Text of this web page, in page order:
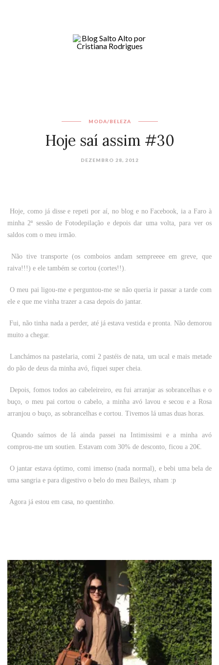
MODA/BELEZA
Hoje saí assim #30
DEZEMBRO 28, 2012
Hoje, como já disse e repeti por aí, no blog e no Facebook, ia a Faro à
minha 2ª sessão de Fotodepilação e depois dar uma volta, para ver os
saldos com o meu irmão.
Não tive transporte (os comboios andam sempreeee em greve, que
raiva!!!) e ele também se cortou (cortes!!).
O meu pai ligou-me e perguntou-me se não queria ir passar a tarde com
ele e que me vinha trazer a casa depois do jantar.
Fui, não tinha nada a perder, até já estava vestida e pronta. Não demorou
muito a chegar.
Lanchámos na pastelaria, comi 2 pastéis de nata, um ucal e mais metade
do pão de deus da minha avó, fiquei super cheia.
Depois, fomos todos ao cabeleireiro, eu fui arranjar as sobrancelhas e o
buço, o meu pai cortou o cabelo, a minha avó lavou e secou e a Rosa
arranjou o buço, as sobrancelhas e cortou. Tivemos lá umas duas horas.
Quando saímos de lá ainda passei na Intimissimi e a minha avó
comprou-me um soutien. Estavam com 30% de desconto, ficou a 20€.
O jantar estava óptimo, comi imenso (nada normal), e bebi uma bela de
uma sangria e para digestivo o belo do meu Baileys, nham :p
Agora já estou em casa, no quentinho.